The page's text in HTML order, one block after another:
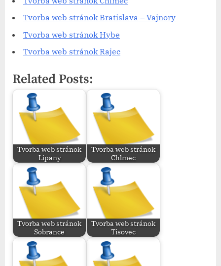
Tvorba web stránok​ Bratislava – Vajnory
Tvorba web stránok​ Hybe
Tvorba web stránok​ Rajec
Related Posts:
Tvorba web stránok​
Lipany
Tvorba web stránok​
Chlmec
Tvorba web stránok​
Sobrance
Tvorba web stránok​
Tisovec